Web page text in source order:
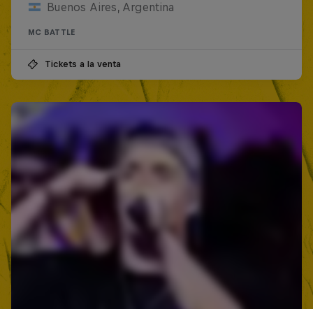
Buenos Aires, Argentina
MC BATTLE
Tickets a la venta